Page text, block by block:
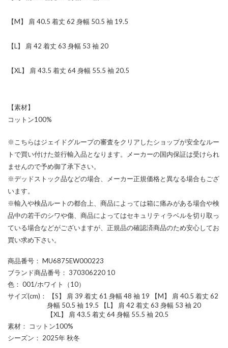
【M】 肩 40.5 着丈 62 身幅 50.5 袖 19.5
【L】 肩 42 着丈 63 身幅 53 袖 20
【XL】 肩 43.5 着丈 64 身幅 55.5 袖 20.5
【素材】
コットン100%
※こちらはジェイドグループの審査をクリアしたショップが安全なルー
トで買い付けた並行輸入品となります。メーカーの国内保証は受けられ
ませんので予め御了承下さい。
※デッドストック品などの場合、メーカー正規価格と異なる場合もござ
います。
※輸入や検品ルートの都合上、商品によっては箱に痛みがある場合や検
品中の若干のシワや傷、商品によってはセキュリティラベルを切り取っ
ている場合などがございますが、正規品の確認済商品のため安心してお
買い求め下さい。
商品番号 ： MU6875EW000223
ブランド商品番号 ： 370306220 10
色 ： 001/ホワイト（10）
サイズ(cm) ： 【S】 肩 39 着丈 61 身幅 48 袖 19 【M】 肩 40.5 着丈 62
身幅 50.5 袖 19.5 【L】 肩 42 着丈 63 身幅 53 袖 20
【XL】 肩 43.5 着丈 64 身幅 55.5 袖 20.5
素材 ： コットン100%
シーズン ： 2025年 秋冬